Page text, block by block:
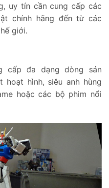
uy tín cần cung cấp các
chính hãng đến từ các
giới.
cấp đa dạng dòng sản
hoạt hình, siêu anh hùng
hoặc các bộ phim nổi